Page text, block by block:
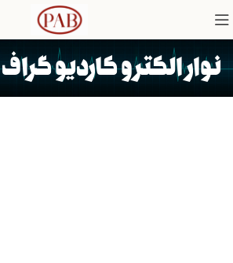
نوار الکترو کاردیو گراف